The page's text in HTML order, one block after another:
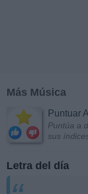
Más Música
Puntuar
Puntúa a
sus
Letra del día